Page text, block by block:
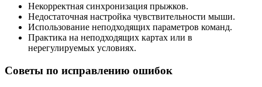
Некорректная синхронизация прыжков.
Недостаточная настройка чувствительности мыши.
Использование неподходящих параметров команд.
Практика на неподходящих картах или в
нерегулируемых условиях.
Советы по исправлению ошибок